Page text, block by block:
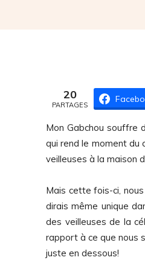
20
PARTAGES
Mon Gabchou souffre
qui rend le moment du
veilleuses à la maison
Mais cette fois-ci,
dirais même unique
des veilleuses de la
rapport à ce que nous
juste en dessous!